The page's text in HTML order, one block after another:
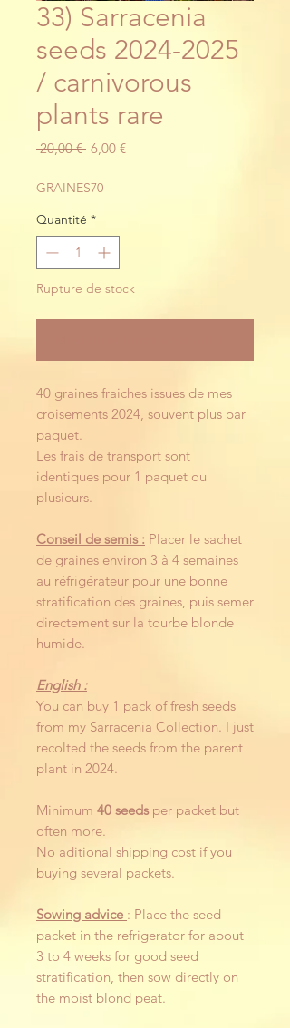
33) Sarracenia
seeds 2024-2025
/ carnivorous
plants rare
20,00 € Prix
6,00 €Prix
GRAINES70
Quantité *
Rupture de stock
40 graines fraiches issues de mes
croisements 2024, souvent plus par
paquet.
Les frais de transport sont
identiques pour 1 paquet ou
plusieurs.
Conseil de semis : Placer le sachet
de graines environ 3 à 4 semaines
au réfrigérateur pour une bonne
stratification des graines, puis semer
directement sur la tourbe blonde
humide.
English :
You can buy 1 pack of fresh seeds
from my Sarracenia Collection. I just
recolted the seeds from the parent
plant in 2024.
Minimum 40 seedsper packet but
often more.
No aditional shipping cost if you
buying several packets.
Sowing advice : Place the seed
packet in the refrigerator for about
3 to 4 weeks for good seed
stratification, then sow directly on
the moist blond peat.